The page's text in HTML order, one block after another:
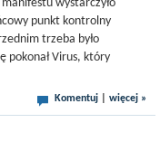
wystarczyło
punkt kontrolny
trzeba było
pokonał Virus, który
Komentuj więcej »